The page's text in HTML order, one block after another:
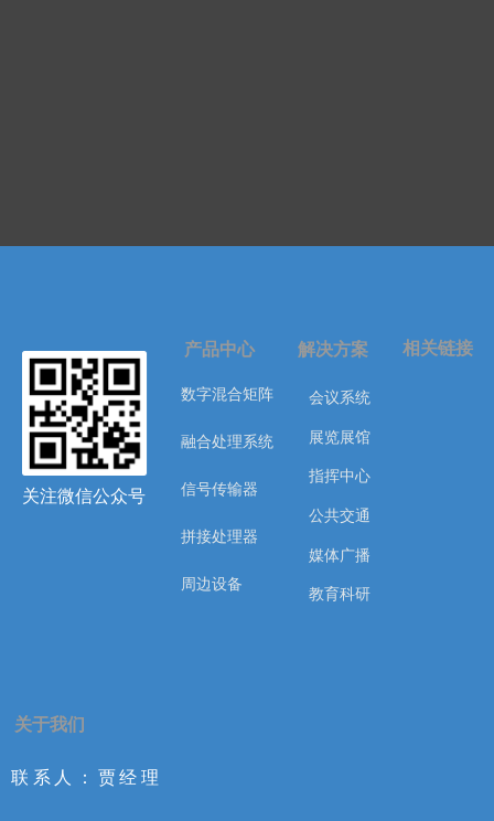
产品中心
数字混合矩阵
融合处理系统
信号传输器
拼接处理器
周边设备
会议系统
展览展馆
指挥中心
公共交通
媒体广播
教育科研
解决方案 相关链接
联系人：贾经理
关于我们
关注微信公众号